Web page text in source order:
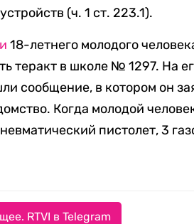
(ч. 1 ст. 223.1).
18-летнего молодого
теракт в школе № 1297. На
сообщение, в котором он
Когда молодой
пистолет, 3
RTVI в Telegram